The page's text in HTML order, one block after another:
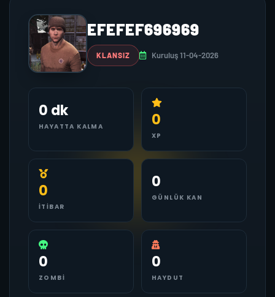
EFEFEF696969
KLANSIZ Kuruluş 11-04-2026
0 dk
HAYATTA KALMA 0
XP
0
İTIBAR
0
GÜNLÜK KAN
0
ZOMBI
0
HAYDUT